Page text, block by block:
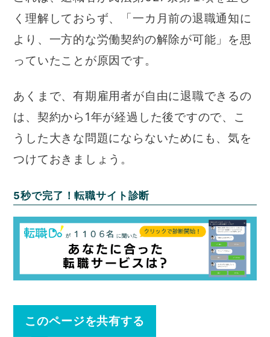
く理解しておらず、「一カ月前の退職通知に
より、一方的な労働契約の解除が可能」を思
っていたことが原因です。
あくまで、有期雇用者が自由に退職できるの
は、契約から1年が経過した後ですので、こ
うした大きな問題にならないためにも、気を
つけておきましょう。
5秒で完了！転職サイト診断
このページを共有する